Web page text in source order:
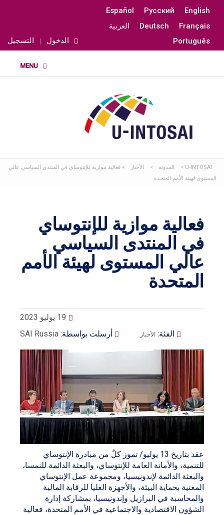
English
Русский
Español
Français
Deutsch
العربية
Português
الدخول التسجيل
U-INTOSAI
> المدونة > الأخبار > فعالية موازية للإنتوساي في المنتدى السياسي عالي
المستوى لهيئة الأمم المتحدة
فعالية موازية للإنتوساي
في المنتدى السياسي
عالي المستوى لهيئة الأمم
المتحدة
19 يوليو 2023
أرسلت بواسطة: SAI Russia الفئة: الأخبار
عقد بتاريخ 13 يوليو/ تموز كلٌ من مبادرة الإنتوساي
للتنمية، والأمانة العامة للإنتوساي، والبعثة الدائمة للنمسا،
والبعثة الدائمة لإندونيسيا، ومجموعة عمل الإنتوساي
المعنية بحماية البيئة، والأجهزة العليا للرقابة المالية
والمحاسبة في البرازيل وإندونيسيا، بمشاركة إدارة
الشؤون الاقتصادية والاجتماعية في الأمم المتحدة، فعالية